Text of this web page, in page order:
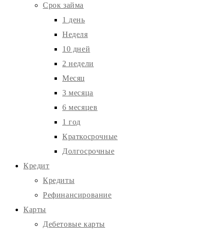
Срок займа
1 день
Неделя
10 дней
2 недели
Месяц
3 месяца
6 месяцев
1 год
Краткосрочные
Долгосрочные
Кредит
Кредиты
Рефинансирование
Карты
Дебетовые карты